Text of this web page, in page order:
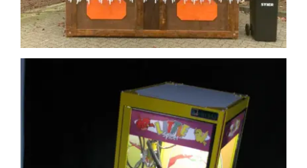
Marktbuden / Markthütten